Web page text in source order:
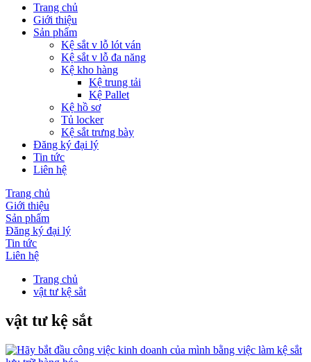
Trang chủ
Giới thiệu
Sản phẩm
Kệ sắt v lỗ lót ván
Kệ sắt v lỗ đa năng
Kệ kho hàng
Kệ trung tải
Kệ Pallet
Kệ hồ sơ
Tủ locker
Kệ sắt trưng bày
Đăng ký đại lý
Tin tức
Liên hệ
Trang chủ
Giới thiệu
Sản phẩm
Đăng ký đại lý
Tin tức
Liên hệ
Trang chủ
vật tư kệ sắt
vật tư kệ sắt